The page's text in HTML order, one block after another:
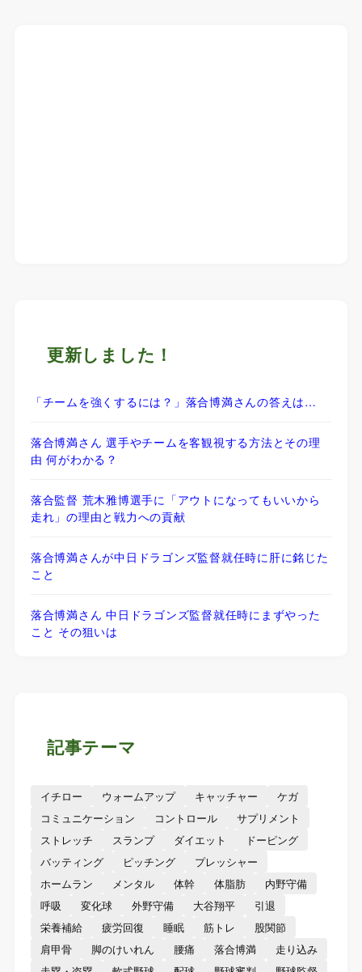
更新しました！
「チームを強くするには？」落合博満さんの答えは…
落合博満さん 選手やチームを客観視する方法とその理
由 何がわかる？
落合監督 荒木雅博選手に「アウトになってもいいから
走れ」の理由と戦力への貢献
落合博満さんが中日ドラゴンズ監督就任時に肝に銘じた
こと
落合博満さん 中日ドラゴンズ監督就任時にまずやった
こと その狙いは
記事テーマ
イチロー ウォームアップ キャッチャー
ケガ
コミュニケーション
コントロール
サプリメント
ストレッチ
スランプ ダイエット
ドーピング
バッティング
ピッチング
プレッシャー
ホームラン
メンタル 体幹 体脂肪
内野守備
呼吸
変化球 外野守備 大谷翔平
引退
栄養補給
疲労回復 睡眠 筋トレ
股関節
肩甲骨
脚のけいれん 腰痛 落合博満
走り込み